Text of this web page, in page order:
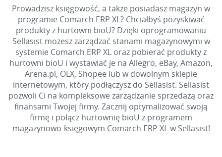
Prowadzisz księgowość, a także posiadasz magazyn w
programie Comarch ERP XL? Chciałbyś pozyskiwać
produkty z hurtowni bioU? Dzięki oprogramowaniu
Sellasist możesz zarządzać stanami magazynowymi w
systemie Comarch ERP XL oraz pobierać produkty z
hurtowni bioU i wystawiać je na Allegro, eBay, Amazon,
Arena.pl, OLX, Shopee lub w dowolnym sklepie
internetowym, który podłączysz do Sellasist. Sellasist
pozwoli Ci na kompleksowe zarządzanie sprzedażą oraz
finansami Twojej firmy. Zacznij optymalizować swoją
firmę i połącz hurtownię bioU z programem
magazynowo-księgowym Comarch ERP XL w Sellasist!